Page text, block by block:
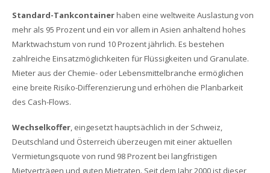
Standard-Tankcontainerhaben eine weltweite Auslastung von
mehr als 95 Prozent und ein vor allem in Asien anhaltend hohes
Marktwachstum von rund 10 Prozent jährlich. Es bestehen
zahlreiche Einsatzmöglichkeiten für Flüssigkeiten und Granulate.
Mieter aus der Chemie- oder Lebensmittelbranche ermöglichen
eine breite Risiko-Differenzierung und erhöhen die Planbarkeit
des Cash-Flows.
Wechselkoffer, eingesetzt hauptsächlich in der Schweiz,
Deutschland und Österreich überzeugen mit einer aktuellen
Vermietungsquote von rund 98 Prozent bei langfristigen
Mietverträgen und guten Mietraten. Seit dem Jahr 2000 ist dieser